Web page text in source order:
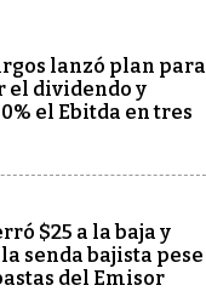
lanzó plan para
el dividendo y
el Ebitda en tres
$25 a la baja y
senda bajista pese
del Emisor